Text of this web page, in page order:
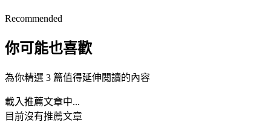
Recommended
你可能也喜歡
為你精選 3 篇值得延伸閱讀的內容
載入推薦文章中...
目前沒有推薦文章